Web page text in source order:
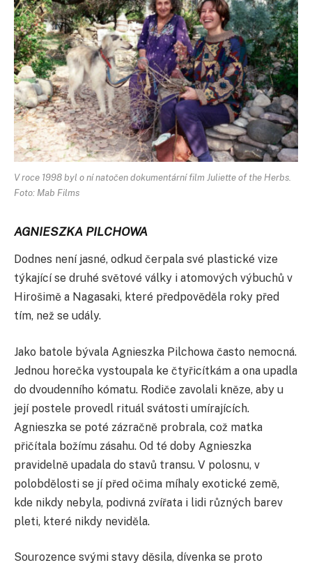
V roce 1998 byl o ní natočen dokumentární film Juliette of the Herbs.
Foto: Mab Films
AGNIESZKA PILCHOWA
Dodnes není jasné, odkud čerpala své plastické vize
týkající se druhé světové války i atomových výbuchů v
Hirošimě a Nagasaki, které předpověděla roky před
tím, než se udály.
Jako batole bývala Agnieszka Pilchowa často nemocná.
Jednou horečka vystoupala ke čtyřicítkám a ona upadla
do dvoudenního kómatu. Rodiče zavolali kněze, aby u
její postele provedl rituál svátosti umírajících.
Agnieszka se poté zázračně probrala, což matka
přičítala božímu zásahu. Od té doby Agnieszka
pravidelně upadala do stavů transu. V polosnu, v
polobdělosti se jí před očima míhaly exotické země,
kde nikdy nebyla, podivná zvířata i lidi různých barev
pleti, které nikdy neviděla.
Sourozence svými stavy děsila, dívenka se proto